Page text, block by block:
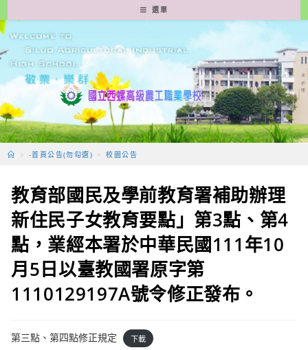
轉
至
要
容
選單
> -首頁公告(勿勾選) > 校園公告
教育部國民及學前教育署補助辦理
新住民子女教育要點」第3點、第4
點，業經本署於中華民國111年10
月5日以臺教國署原字第
1110129197A號令修正發布。
第三點、第四點修正規定 下載